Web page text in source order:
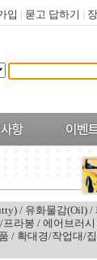
입 | 묻고 답하기 |
/ 유화물감(Oil) /
프라봉 / 에어브러시
/ 확대경/작업대/